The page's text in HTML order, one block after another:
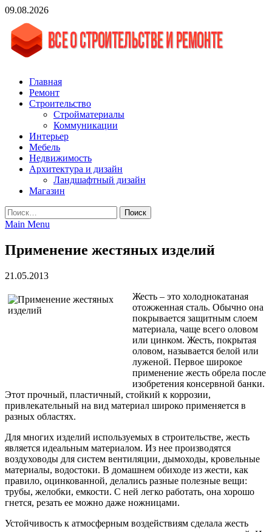
Skip
content
09.08.2026
vgasa.ru
Строительный журнал. Всё о строительстве и ремонтах
Главная
Ремонт
Строительство
Стройматериалы
Коммуникации
Интерьер
Мебель
Недвижимость
Архитектура и дизайн
Ландшафтный дизайн
Магазин
Найти:
Main Menu
Применение жестяных изделий
21.05.2013
Жесть – это холоднокатаная
отожженная сталь. Обычно она
покрывается защитным слоем
материала, чаще всего оловом
или цинком. Жесть, покрытая
оловом, называется белой или
луженой. Первое широкое
применение жесть обрела после
изобретения консервной банки.
Этот прочный, пластичный, стойкий к коррозии,
привлекательный на вид материал широко применяется в
разных областях.
Для многих изделий используемых в строительстве, жесть
является идеальным материалом. Из нее производятся
воздуховоды для систем вентиляции, дымоходы, кровельные
материалы, водостоки. В домашнем обиходе из жести, как
правило, оцинкованной, делались разные полезные вещи:
трубы, желобки, емкости. С ней легко работать, она хорошо
гнется, резать ее можно даже ножницами.
Устойчивость к атмосферным воздействиям сделала жесть